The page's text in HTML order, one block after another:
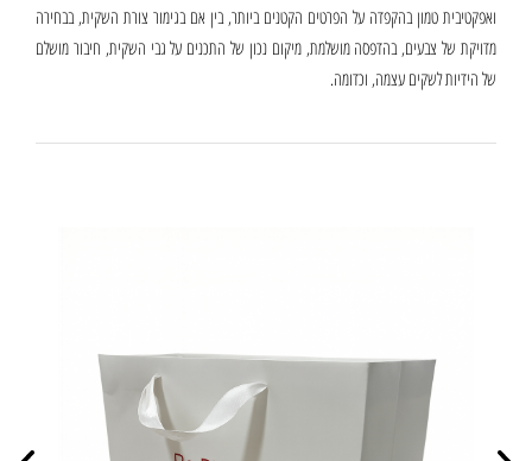
ואפקטיבית טמון בהקפדה על הפרטים הקטנים ביותר, בין אם בגימור צורת השקית, בבחירה
מדויקת של צבעים, בהדפסה מושלמת, מיקום נכון של התכנים על גבי השקית, חיבור מושלם
של הידיות לשקים עצמה, וכדומה.